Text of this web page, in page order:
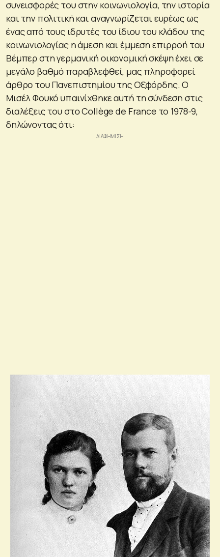
συνεισφορές του στην κοινωνιολογία, την ιστορία
και την πολιτική και αναγνωρίζεται ευρέως ως
ένας από τους ιδρυτές του ίδιου του κλάδου της
κοινωνιολογίας η άμεση και έμμεση επιρροή του
Βέμπερ στη γερμανική οικονομική σκέψη έχει σε
μεγάλο βαθμό παραβλεφθεί, μας πληροφορεί
άρθρο του Πανεπιστημίου της Οξφόρδης. Ο
Μισέλ Φουκό υπαινίχθηκε αυτή τη σύνδεση στις
διαλέξεις του στο Collège de France το 1978-9,
δηλώνοντας ότι: